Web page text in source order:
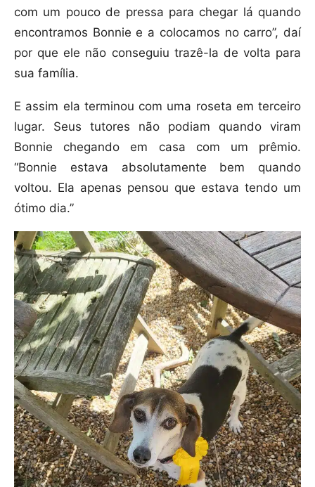
com um pouco de pressa para chegar lá quando
encontramos Bonnie e a colocamos no carro”, daí
por que ele não conseguiu trazê-la de volta para
sua família.
E assim ela terminou com uma roseta em terceiro
lugar. Seus tutores não podiam quando viram
Bonnie chegando em casa com um prêmio.
“Bonnie estava absolutamente bem quando
voltou. Ela apenas pensou que estava tendo um
ótimo dia.”